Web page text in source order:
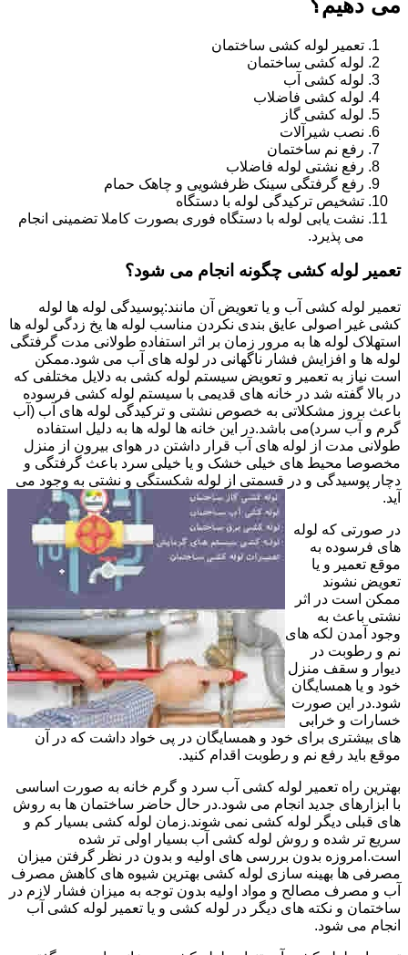
تعمیر لوله کشی ساختمان
لوله کشی ساختمان
لوله کشی آب
لوله کشی فاضلاب
لوله کشی گاز
نصب شیرآلات
رفع نم ساختمان
رفع نشتی لوله فاضلاب
رفع گرفتگی سینک ظرفشویی و چاهک حمام
تشخیص ترکیدگی لوله با دستگاه
نشت یابی لوله با دستگاه فوری بصورت کاملا تضمینی انجام
می پذیرد.
تعمیر لوله کشی چگونه انجام می شود؟
تعمیر لوله کشی آب و یا تعویض آن مانند:پوسیدگی لوله ها لوله
کشی غیر اصولی عایق بندی نکردن مناسب لوله ها یخ زدگی لوله ها
استهلاک لوله ها به مرور زمان بر اثر استفاده طولانی مدت گرفتگی
لوله ها و افزایش فشار ناگهانی در لوله های آب می شود.ممکن
است نیاز به تعمیر و تعویض سیستم لوله کشی به دلایل مختلفی که
در بالا گفته شد در خانه های قدیمی با سیستم لوله کشی فرسوده
باعث بروز مشکلاتی به خصوص نشتی و ترکیدگی لوله های آب (آب
گرم و آب سرد)می باشد.در این خانه ها لوله ها به دلیل استفاده
طولانی مدت از لوله های آب قرار داشتن در هوای بیرون از منزل
مخصوصا محیط های خیلی خشک و یا خیلی سرد باعث گرفتگی و
دچار پوسیدگی و در قسمتی از لوله شکستگی و نشتی به وجود می
آید.
در صورتی که لوله
های فرسوده به
موقع تعمیر و یا
تعویض نشوند
ممکن است در اثر
نشتی باعث به
وجود آمدن لکه های
نم و رطوبت در
دیوار و سقف منزل
خود و یا همسایگان
شود.در این صورت
خسارات و خرابی
های بیشتری برای خود و همسایگان در پی خواد داشت که در آن
موقع باید رفع نم و رطوبت اقدام کنید.
بهترین راه تعمیر لوله کشی آب سرد و گرم خانه به صورت اساسی
با ابزارهای جدید انجام می شود.در حال حاضر ساختمان ها به روش
های قبلی دیگر لوله کشی نمی شوند.زمان لوله کشی بسیار کم و
سریع تر شده و روش لوله کشی آب بسیار اولی تر شده
است.امروزه بدون بررسی های اولیه و بدون در نظر گرفتن میزان
مصرفی ها بهینه سازی لوله کشی بهترین شیوه های کاهش مصرف
آب و مصرف مصالح و مواد اولیه بدون توجه به میزان فشار لازم در
ساختمان و نکته های دیگر در لوله کشی و یا تعمیر لوله کشی آب
انجام می شود.